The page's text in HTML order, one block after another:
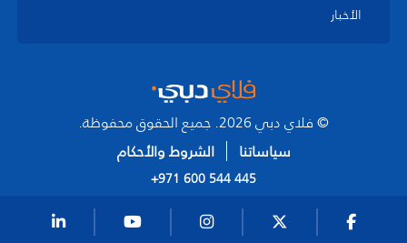
الأخبار
© فلاي دبي 2026. جميع الحقوق محفوظة.
سياساتنا
الشروط والأحكام
+971 600 544 445